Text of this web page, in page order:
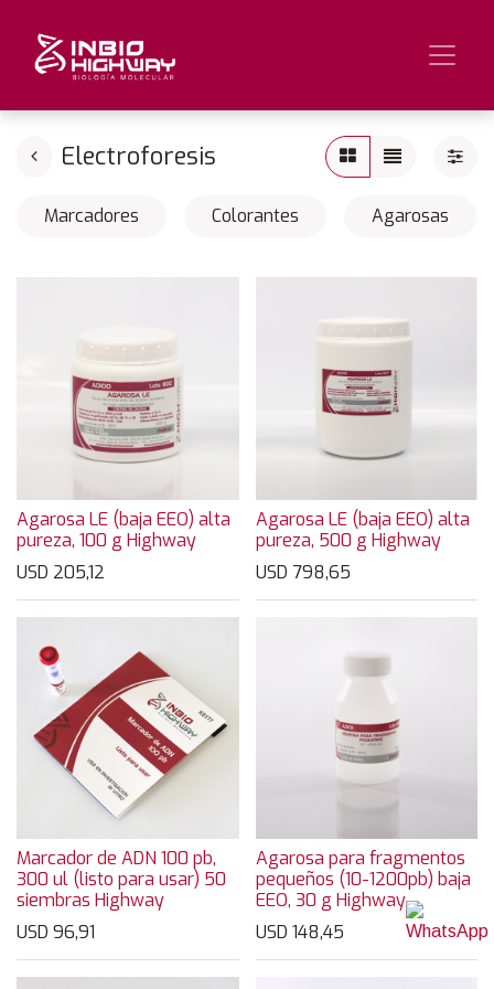
Electroforesis
Marcadores Colorantes Agarosas
Agarosa LE (baja EEO) alta
pureza, 100 g Highway
USD 205,12
Agarosa LE (baja EEO) alta
pureza, 500 g Highway
USD 798,65
Marcador de ADN 100 pb,
300 ul (listo para usar) 50
siembras Highway
USD 96,91
Agarosa para fragmentos
pequeños (10-1200pb) baja
EEO, 30 g Highway
USD 148,45